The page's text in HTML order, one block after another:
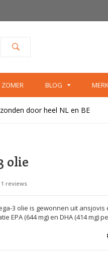
ZOMER BLOG
door heel NL en BE
olie
1 reviews
3 olie is gewonnen uit
EPA (644 mg) en DHA (414 mg)